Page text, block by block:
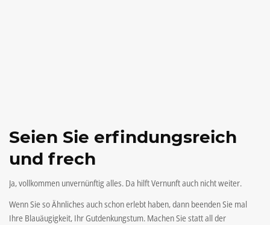
Seien Sie erfindungsreich
und frech
Ja, vollkommen unvernünftig alles. Da hilft Vernunft auch nicht weiter.
Wenn Sie so Ähnliches auch schon erlebt haben, dann beenden Sie mal
Ihre Blauäugigkeit, Ihr Gutdenkungstum. Machen Sie statt all der